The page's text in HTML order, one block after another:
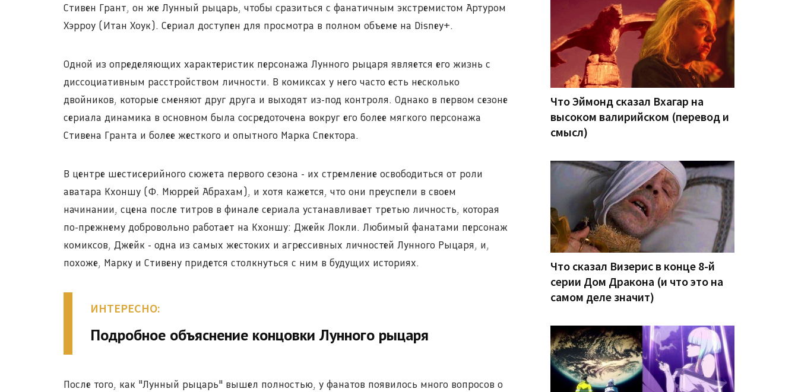
Стивен Грант, он же Лунный рыцарь, чтобы сразиться с фанатичным экстремистом Артуром
Хэрроу (Итан Хоук). Сериал доступен для просмотра в полном объеме на Disney+.
Одной из определяющих характеристик персонажа Лунного рыцаря является его жизнь с
диссоциативным расстройством личности. В комиксах у него часто есть несколько
двойников, которые сменяют друг друга и выходят из-под контроля. Однако в первом сезоне
сериала динамика в основном была сосредоточена вокруг его более мягкого персонажа
Стивена Гранта и более жесткого и опытного Марка Спектора.
В центре шестисерийного сюжета первого сезона - их стремление освободиться от роли
аватара Кхоншу (Ф. Мюррей Абрахам), и хотя кажется, что они преуспели в своем
начинании, сцена после титров в финале сериала устанавливает третью личность, которая
по-прежнему добровольно работает на Кхоншу: Джейк Локли. Любимый фанатами персонаж
комиксов, Джейк - одна из самых жестоких и агрессивных личностей Лунного Рыцаря, и,
похоже, Марку и Стивену придется столкнуться с ним в будущих историях.
ИНТЕРЕСНО:
Подробное объяснение концовки Лунного рыцаря
После того, как "Лунный рыцарь" вышел полностью, у фанатов появилось много вопросов о
Что Эймонд сказал Вхагар на
высоком валирийском (перевод и
смысл)
Что сказал Визерис в конце 8-й
серии Дом Дракона (и что это на
самом деле значит)